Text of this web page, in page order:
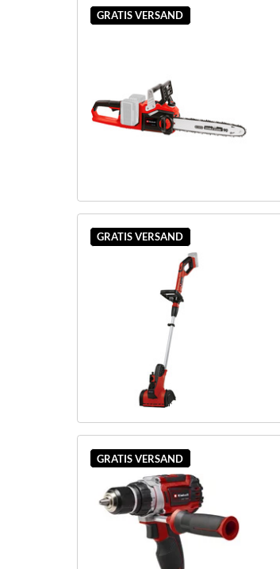
GRATIS VERSAND
GRATIS VERSAND
GRATIS VERSAND